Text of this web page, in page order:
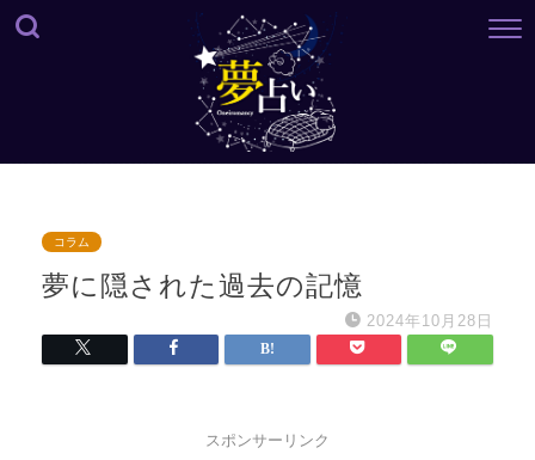
コラム
夢に隠された過去の記憶
2024年10月28日
スポンサーリンク